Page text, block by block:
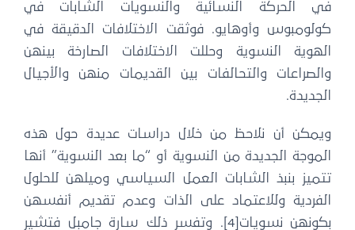
في الحركة النسائية والنسويات الشابات في
كولومبوس وأوهايو. فوثقت الاختلافات الدقيقة في
الهوية النسوية وحللت الاختلافات الصارخة بينهن
والصراعات والتحالفات بين القديمات منهن والأجيال
الجديدة.
ويمكن أن نلاحظ من خلال دراسات عديدة حول هذه
الموجة الجديدة من النسوية أو “ما بعد النسوية” أنها
تتميز بنبذ الشابات العمل السياسي وميلهن للحلول
الفردية وللاعتماد على الذات وعدم تقديم أنفسهن
بكونهن نسويات[4]. وتفسر ذلك سارة جامبل فتشير